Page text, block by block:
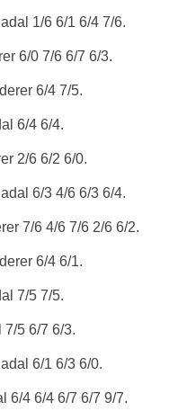
1/6 6/1 6/4 7/6.
6/0 7/6 6/7 6/3.
6/4 7/5.
6/4 6/4.
2/6 6/2 6/0.
6/3 4/6 6/3 6/4.
7/6 4/6 7/6 2/6 6/2.
6/4 6/1.
7/5 7/5.
5 6/7 6/3.
6/1 6/3 6/0.
6/4 6/4 6/7 6/7 9/7.